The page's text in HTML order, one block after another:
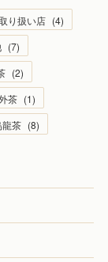
り扱い店 (4)
(7)
(2)
茶 (1)
龍茶 (8)